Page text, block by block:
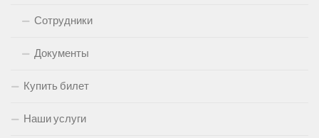
Сотрудники
Документы
Купить билет
Наши услуги